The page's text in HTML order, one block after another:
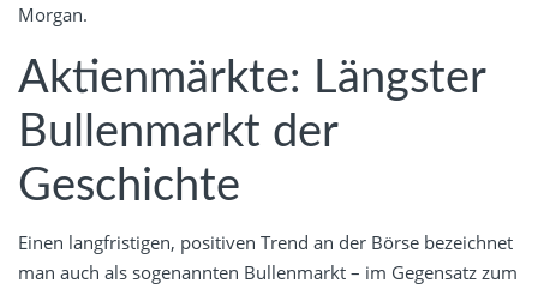
Morgan.
Aktienmärkte: Längster
Bullenmarkt der
Geschichte
Einen langfristigen, positiven Trend an der Börse bezeichnet
man auch als sogenannten Bullenmarkt – im Gegensatz zum